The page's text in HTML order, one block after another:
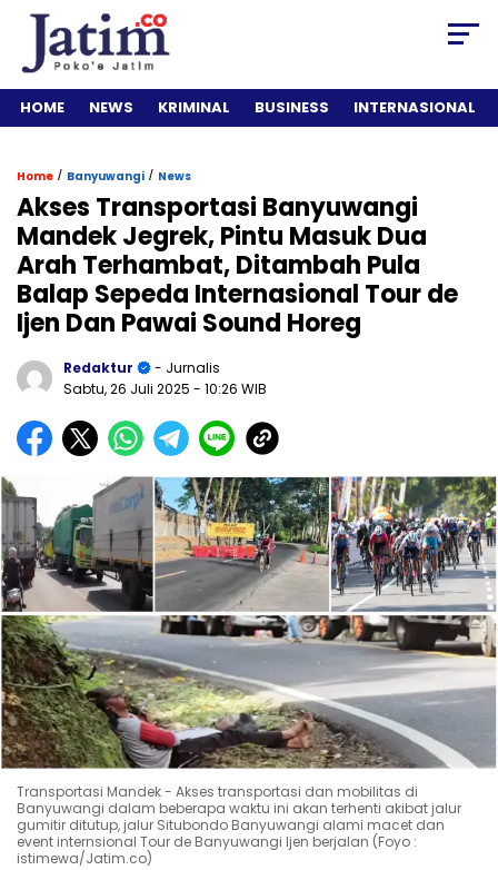
HOME NEWS KRIMINAL BUSINESS INTERNASIONAL
Home / Banyuwangi / News
Akses Transportasi Banyuwangi
Mandek Jegrek, Pintu Masuk Dua
Arah Terhambat, Ditambah Pula
Balap Sepeda Internasional Tour de
Ijen Dan Pawai Sound Horeg
Redaktur
- Jurnalis
Sabtu, 26 Juli 2025 - 10:26 WIB
Transportasi Mandek - Akses transportasi dan mobilitas di
Banyuwangi dalam beberapa waktu ini akan terhenti akibat jalur
gumitir ditutup, jalur Situbondo Banyuwangi alami macet dan
event internsional Tour de Banyuwangi Ijen berjalan (Foyo :
istimewa/Jatim.co)